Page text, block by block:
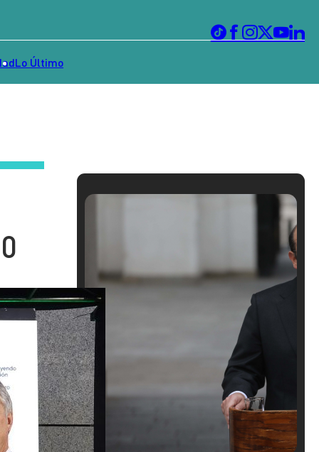
Lo Último